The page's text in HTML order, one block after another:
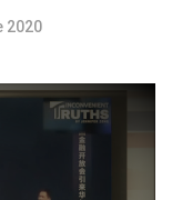
2020